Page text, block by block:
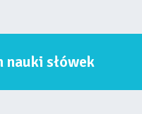
nauki słówek